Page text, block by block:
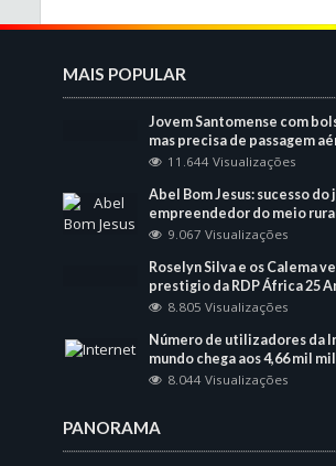
MAIS POPULAR
Jovem Santomense com
mas precisa de passagem
11.644 Visualizações
Abel Bom Jesus: sucesso do
empreendedor do meio rural
9.067 Visualizações
Roselyn Silva e os Calema
prestigio da RDP África 25
8.805 Visualizações
Número de utilizadores da
mundo chega aos 4,66 mil
8.044 Visualizações
PANORAMA